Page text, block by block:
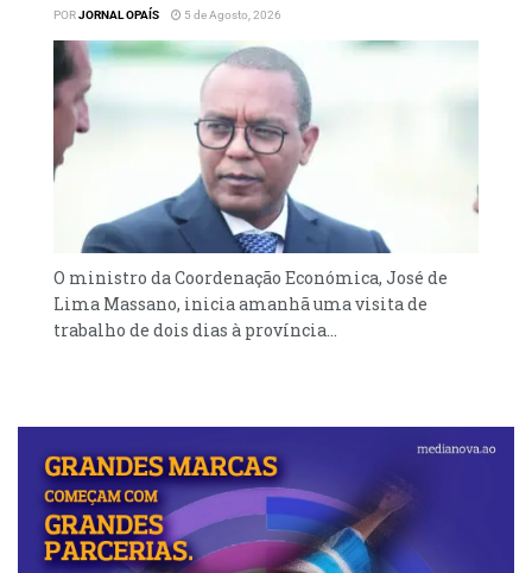
PORJORNAL OPAÍS 5 de Agosto, 2026
O ministro da Coordenação Económica, José de
Lima Massano, inicia amanhã uma visita de
trabalho de dois dias à província...